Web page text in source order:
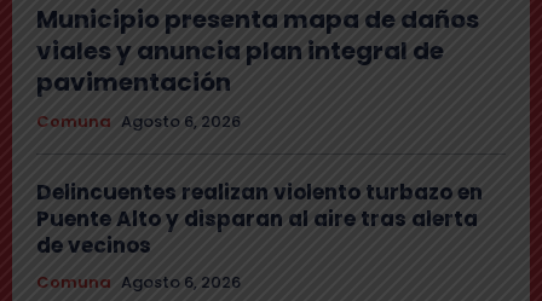
Municipio presenta mapa de daños
viales y anuncia plan integral de
pavimentación
Comuna Agosto 6, 2026
Delincuentes realizan violento turbazo en
Puente Alto y disparan al aire tras alerta
de vecinos
Comuna Agosto 6, 2026